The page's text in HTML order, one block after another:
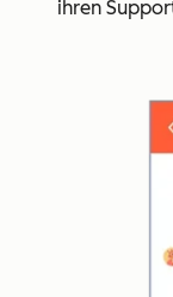
ihren